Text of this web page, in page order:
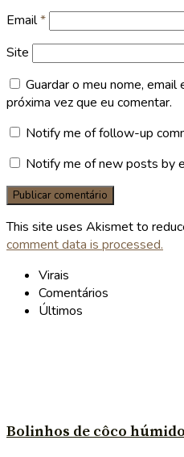
Email*
Site
Guardar o meu nome,
próxima vez que eu comentar.
Notify me of follow-up
Notify me of new posts by
This site uses Akismet to
comment data is processed.
Virais
Comentários
Últimos
Bolinhos de côco